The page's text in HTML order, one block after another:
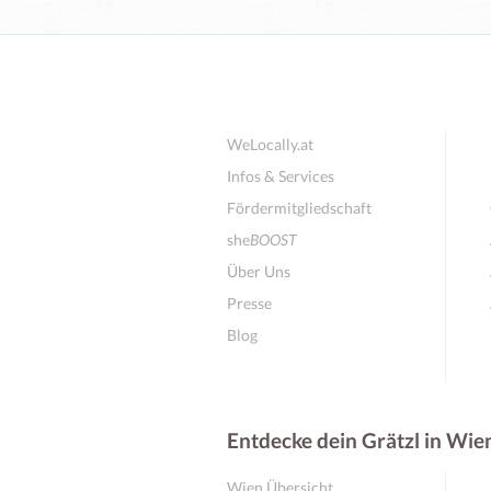
WeLocally.at
Infos & Services
Fördermitgliedschaft
sheBOOST
Über Uns
Presse
Blog
Entdecke dein Grätzl in
Wien Übersicht